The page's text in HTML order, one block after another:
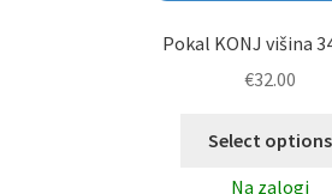
Pokal KONJ višina
€32.00
Select options
Na zalogi